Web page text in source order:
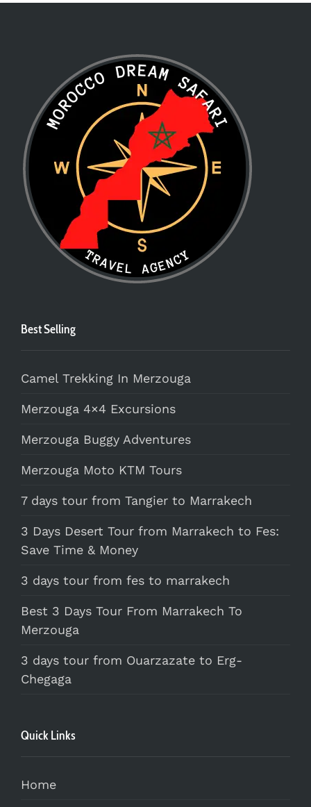
Best Selling
Camel Trekking In Merzouga
Merzouga 4×4 Excursions
Merzouga Buggy Adventures
Merzouga Moto KTM Tours
7 days tour from Tangier to Marrakech
3 Days Desert Tour from Marrakech to Fes:
Save Time & Money
3 days tour from fes to marrakech
Best 3 Days Tour From Marrakech To
Merzouga
3 days tour from Ouarzazate to Erg-
Chegaga
Quick Links
Home